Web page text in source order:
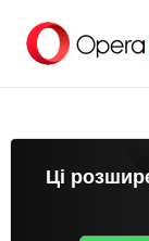
основного
Ці